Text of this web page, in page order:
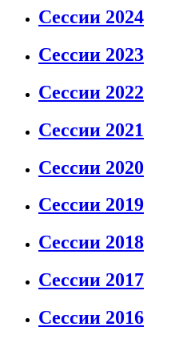
Сессии 2024
Сессии 2023
Сессии 2022
Сессии 2021
Сессии 2020
Сессии 2019
Сессии 2018
Сессии 2017
Сессии 2016